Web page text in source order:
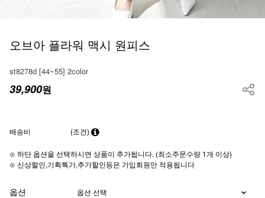
오브아 플라워 맥시 원피스
st8278d [44~55] 2color
39,900원
배송비 (조건)
⊙ 하단 옵션을 선택하시면 상품이 추가됩니다. (최소주문수량 1개 이상)
⊙ 신상할인,기획특가,추가할인등은 가입회원만 적용됩니다
옵션